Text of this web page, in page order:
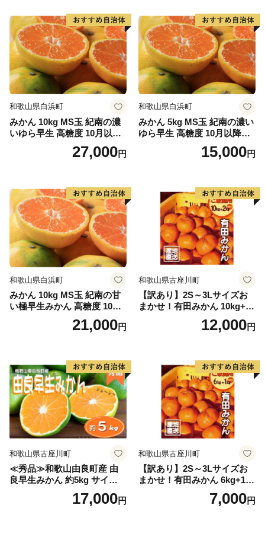
和歌山県白浜町
みかん 10kg MS玉 紀南の濃
いゆら早生 高糖度 10月以降
発送 マルチ被覆栽培27,000円
和歌山県白浜町
みかん 5kg MS玉 紀南の濃い
ゆら早生 高糖度 10月以降発
送 マルチ被覆栽培15,000円
和歌山県白浜町
みかん 10kg MS玉 紀南の甘
い極早生みかん 高糖度 10月
以降発送 マルチ被覆栽培
21,000円
和歌山県古座川町
【訳あり】2S～3Lサイズお
まかせ！有田みかん 10kg+2k
g保証分 11月から12月下旬ま
でに順次発送致します。 / 訳
ん 和歌山 ご家庭用
12,000円
和歌山県古座川町
≪秀品≫和歌山由良町産 由
良早生みかん 約5kg サイズお
まかせ【sml106C】17,000円
和歌山県古座川町
【訳あり】2S～3Lサイズお
まかせ！有田みかん 6kg+1kg
保証分 11月から12月下旬ま
でに順次発送致します。 / 訳
7,000円